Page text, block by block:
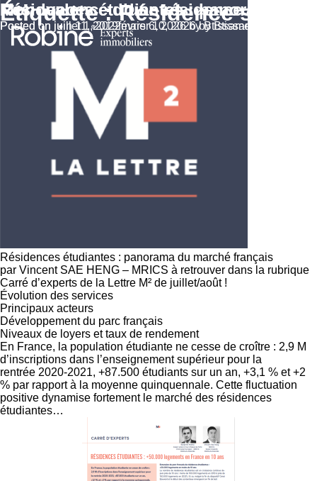
Étiquette :Résidence
Résidences étudiantes : panorama du
Posted on juillet 1, 2022mars 6, 2026byBtissame
Résidences étudiantes : panorama du marché français
par Vincent SAE HENG – MRICS à retrouver dans la rubrique
Carré d’experts de la Lettre M² de juillet/août !
Évolution des services
Principaux acteurs
Développement du parc français
Niveaux de loyers et taux de rendement
En France, la population étudiante ne cesse de croître : 2,9 M
d’inscriptions dans l’enseignement supérieur pour la
rentrée 2020-2021, +87.500 étudiants sur un an, +3,1 % et +2
% par rapport à la moyenne quinquennale. Cette fluctuation
positive dynamise fortement le marché des résidences
étudiantes…
Monovalence d’une résidence service
Posted on juin 11, 2019février 10, 2026byBtissame